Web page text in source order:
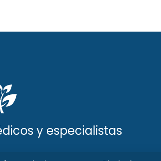
y especialistas